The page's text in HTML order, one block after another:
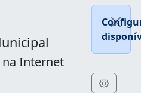
na Internet